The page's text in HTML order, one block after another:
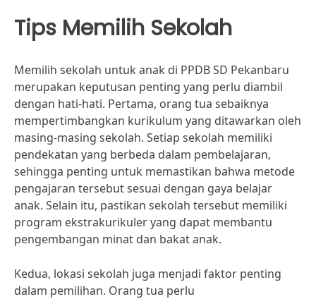
Tips Memilih Sekolah
Memilih sekolah untuk anak di PPDB SD Pekanbaru
merupakan keputusan penting yang perlu diambil
dengan hati-hati. Pertama, orang tua sebaiknya
mempertimbangkan kurikulum yang ditawarkan oleh
masing-masing sekolah. Setiap sekolah memiliki
pendekatan yang berbeda dalam pembelajaran,
sehingga penting untuk memastikan bahwa metode
pengajaran tersebut sesuai dengan gaya belajar
anak. Selain itu, pastikan sekolah tersebut memiliki
program ekstrakurikuler yang dapat membantu
pengembangan minat dan bakat anak.
Kedua, lokasi sekolah juga menjadi faktor penting
dalam pemilihan. Orang tua perlu